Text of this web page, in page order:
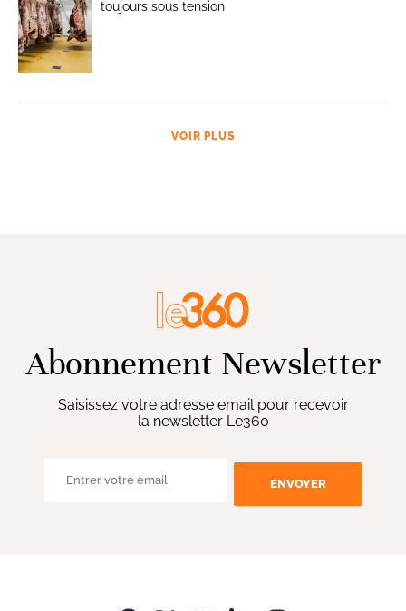
toujours sous tension
VOIR PLUS
Abonnement Newsletter
Saisissez votre adresse email pour recevoir
la newsletter Le360
ENVOYER